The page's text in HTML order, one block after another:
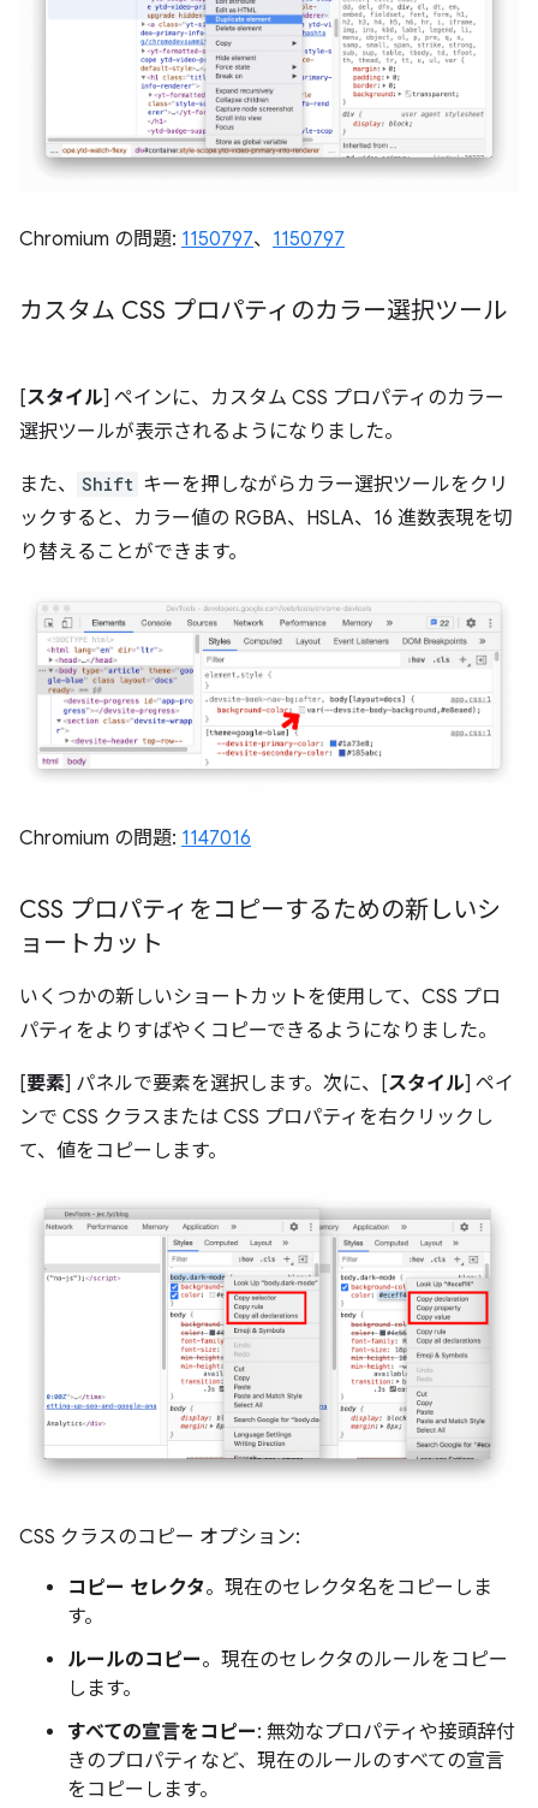
Chromium の問題: 1150797、 1150797
カスタム CSS プロパティのカラー選択ツール
[スタイル] ペインに、カスタム CSS プロパティのカラー
選択ツールが表示されるようになりました。
また、 Shift キーを押しながらカラー選択ツールをクリ
ックすると、カラー値の RGBA、HSLA、16 進数表現を切
り替えることができます。
Chromium の問題: 1147016
CSS プロパティをコピーするための新しいシ
ョートカット
いくつかの新しいショートカットを使用して、CSS プロ
パティをよりすばやくコピーできるようになりました。
[要素] パネルで要素を選択します。次に、[スタイル] ペイ
ンで CSS クラスまたは CSS プロパティを右クリックし
て、値をコピーします。
CSS クラスのコピー オプション:
コピー セレクタ。現在のセレクタ名をコピーしま
す。
ルールのコピー。現在のセレクタのルールをコピー
します。
すべての宣言をコピー: 無効なプロパティや接頭辞付
きのプロパティなど、現在のルールのすべての宣言
をコピーします。